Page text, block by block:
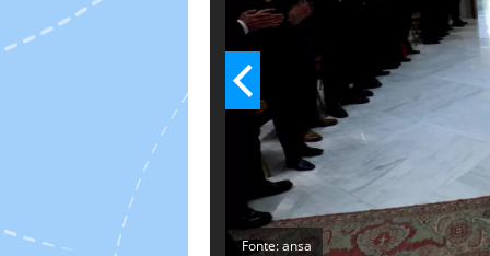
Fonte: ansa